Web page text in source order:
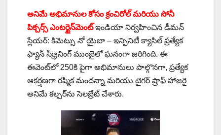
అనిమే అభిమానుల కోసం క్రంచిరోల్ మరియు సోనీ
పిక్చర్స్ ఎంటర్టైన్‌మెంట్ఇండియా నిర్వహించిన డీమన్
స్లేయర్: కిమెట్సు నో యైబా – ఇన్ఫినిటీ క్యాసిల్ ప్రత్యేక
ఫ్యాన్ స్క్రీనింగ్ ముంబైలో ఘనంగా జరిగింది. ఈ
ఈవెంట్‌లో 250కి పైగా అభిమానులు పాల్గొనగా, ప్రత్యేక
ఆకర్షణగా రష్మిక మందన్నా మరియు టైగర్ ష్రాఫ్ హాజరై
అనిమే కల్చర్‌ను సెలబ్రేట్ చేశారు.